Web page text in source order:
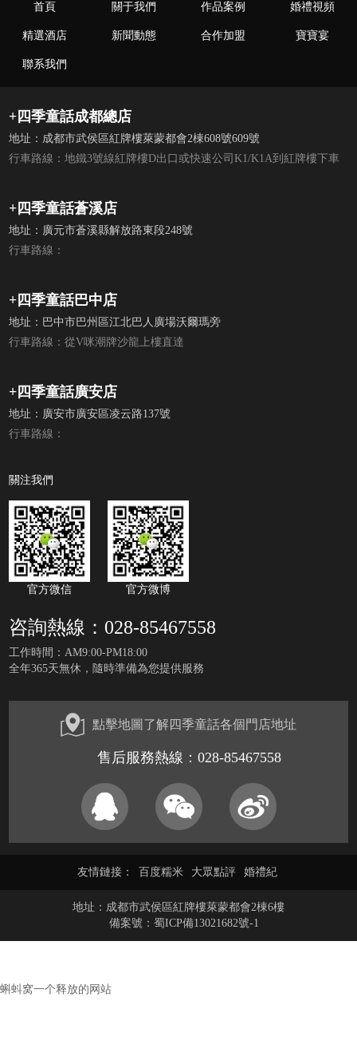
首頁 關于我們 作品案例 婚禮視頻
精選酒店 新聞動態 合作加盟 寶寶宴
聯系我們
+四季童話成都總店
地址：成都市武侯區紅牌樓萊蒙都會2棟608號609號
行車路線：地鐵3號線紅牌樓D出口或快速公司K1/K1A到紅牌樓下車
+四季童話蒼溪店
地址：廣元市蒼溪縣解放路東段248號
行車路線：
+四季童話巴中店
地址：巴中市巴州區江北巴人廣場沃爾瑪旁
行車路線：從V咪潮牌沙龍上樓直達
+四季童話廣安店
地址：廣安市廣安區凌云路137號
行車路線：
關注我們
官方微信 官方微博
咨詢熱線：028-85467558
工作時間：AM9:00-PM18:00
全年365天無休，隨時準備為您提供服務
點擊地圖了解四季童話各個門店地址
售后服務熱線：028-85467558
友情鏈接： 百度糯米 大眾點評 婚禮紀
地址：成都市武侯區紅牌樓萊蒙都會2棟6樓
備案號： 蜀ICP備13021682號-1
蝌蚪窝一个释放的网站